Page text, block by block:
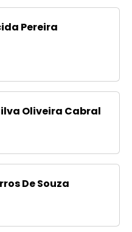
Pereira
Oliveira Cabral
De Souza